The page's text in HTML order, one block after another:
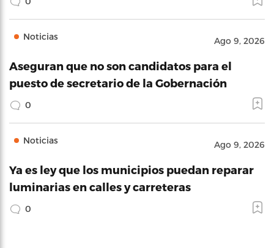
Noticias Ago 9, 2026
Aseguran que no son candidatos para el
puesto de secretario de la Gobernación
0
Noticias Ago 9, 2026
Ya es ley que los municipios puedan reparar
luminarias en calles y carreteras
0